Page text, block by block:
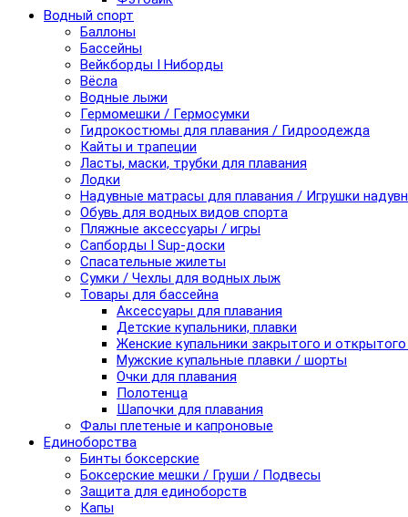
Водный спорт
Баллоны
Бассейны
Вейкборды I Ниборды
Вёсла
Водные лыжи
Гермомешки / Гермосумки
Гидрокостюмы для плавания / Гидроодежда
Кайты и трапеции
Ласты, маски, трубки для плавания
Лодки
Надувные матрасы для плавания / Игрушки
Обувь для водных видов спорта
Пляжные аксессуары / игры
Сапборды I Sup-доски
Спасательные жилеты
Сумки / Чехлы для водных лыж
Товары для бассейна
Аксессуары для плавания
Детские купальники, плавки
Женские купальники закрытого и
Мужские купальные плавки / шорты
Очки для плавания
Полотенца
Шапочки для плавания
Фалы плетеные и капроновые
Единоборства
Бинты боксерские
Боксерские мешки / Груши / Подвесы
Защита для единоборств
Капы